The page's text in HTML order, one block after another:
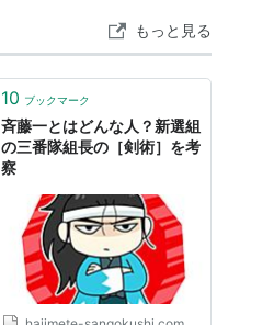
もっと見る
10 ブックマーク
斉藤一とはどんな人？新選組
の三番隊組長の［剣術］を考
察